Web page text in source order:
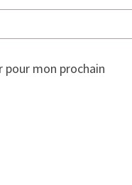
mon prochain